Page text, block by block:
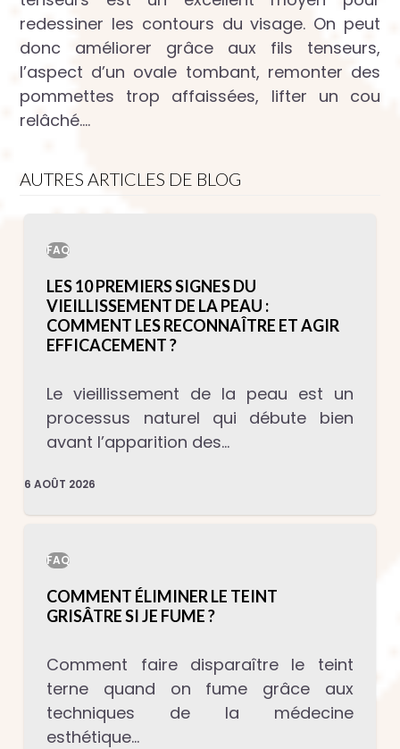
redessiner les contours du visage. On peut
donc améliorer grâce aux fils tenseurs,
l’aspect d’un ovale tombant, remonter des
pommettes trop affaissées, lifter un cou
relâché….
AUTRES ARTICLES DE BLOG
FAQ
LES 10 PREMIERS SIGNES DU
VIEILLISSEMENT DE LA PEAU :
COMMENT LES RECONNAÎTRE ET AGIR
EFFICACEMENT ?
Le vieillissement de la peau est un
processus naturel qui débute bien
avant l’apparition des…
6 AOÛT 2026
FAQ
COMMENT ÉLIMINER LE TEINT
GRISÂTRE SI JE FUME ?
Comment faire disparaître le teint
terne quand on fume grâce aux
techniques de la médecine
esthétique…